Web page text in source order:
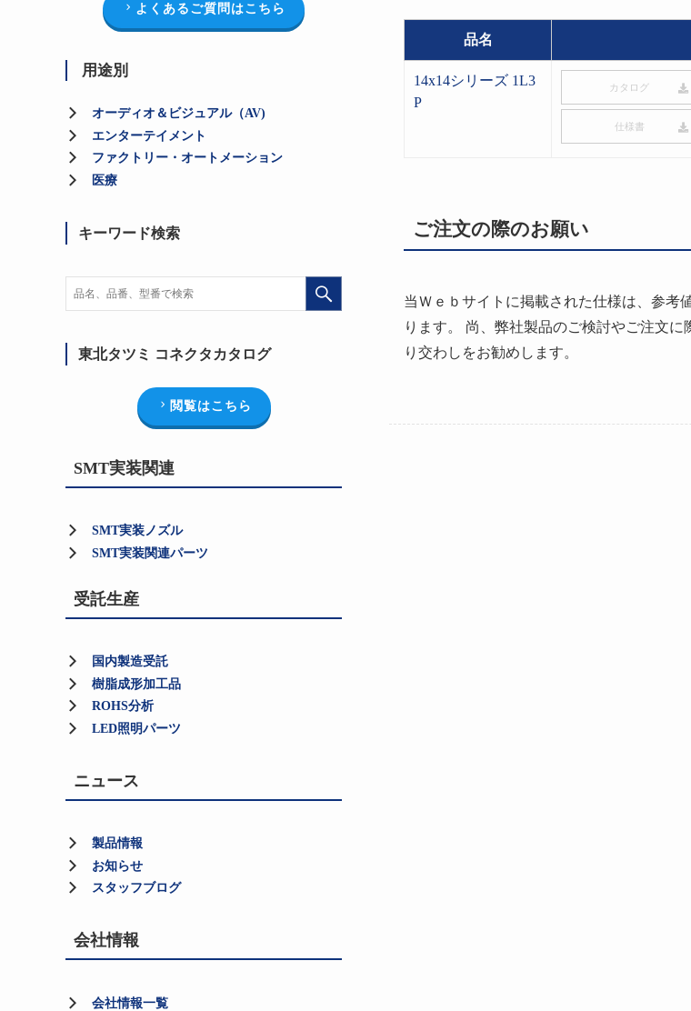
品名
14x14シリーズ 1L3
P
カタログ
仕様書
ご注文の際のお願い
当Ｗｅｂサイトに掲載された仕様は、参考
ります。 尚、弊社製品のご検討やご注文
り交わしをお勧めします。
よくあるご質問はこちら
用途別
オーディオ＆ビジュアル（AV)
エンターテイメント
ファクトリー・オートメーション
医療
キーワード検索
東北タツミ コネクタカタログ
閲覧はこちら
SMT実装関連
SMT実装ノズル
SMT実装関連パーツ
受託生産
国内製造受託
樹脂成形加工品
ROHS分析
LED照明パーツ
ニュース
製品情報
お知らせ
スタッフブログ
会社情報
会社情報一覧